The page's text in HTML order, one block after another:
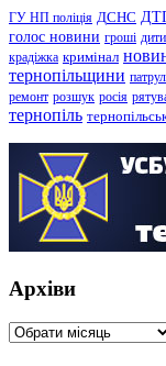
ГУ НП поліція ДСНС
голос новини гроші
крадіжка кримінал
тернопільщини
ремонт розшук росія
тернопіль
Архіви
Архіви